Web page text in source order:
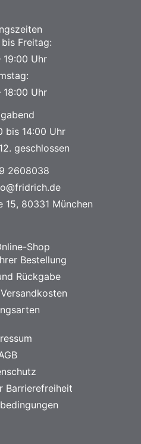
Freitag:
19:00 Uhr
18:00 Uhr
bis 14:00 Uhr
geschlossen
2608038
15, 80331 München
Shop
Bestellung
Rückgabe
Barrierefreiheit